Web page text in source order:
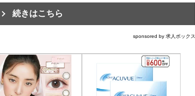
続きはこちら
sponsored by 求人ボックス